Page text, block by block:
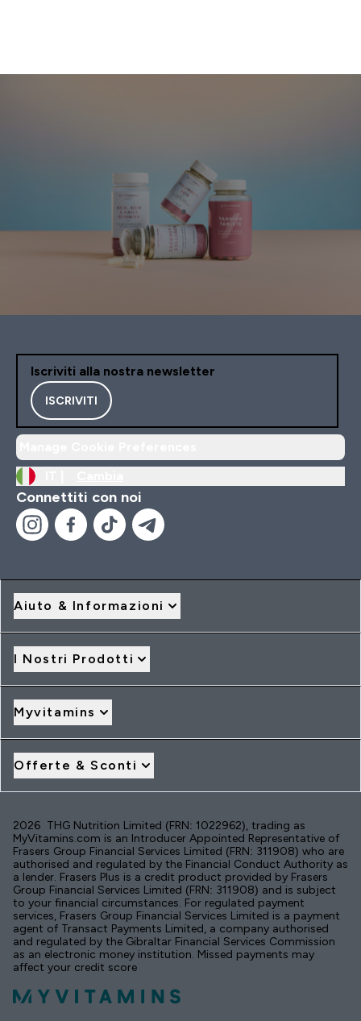
Iscriviti alla nostra newsletter
ISCRIVITI
Connettiti con noi
Aiuto & Informazioni
I Nostri Prodotti
Myvitamins
Offerte & Sconti
2026 THG Nutrition Limited (FRN: 1022962), trading as
MyVitamins.com is an Introducer Appointed Representative of
Frasers Group Financial Services Limited (FRN: 311908) who are
authorised and regulated by the Financial Conduct Authority as
a lender. Frasers Plus is a credit product provided by Frasers
Group Financial Services Limited (FRN: 311908) and is subject
to your financial circumstances. For regulated payment
services, Frasers Group Financial Services Limited is a payment
agent of Transact Payments Limited, a company authorised
and regulated by the Gibraltar Financial Services Commission
as an electronic money institution. Missed payments may
affect your credit score